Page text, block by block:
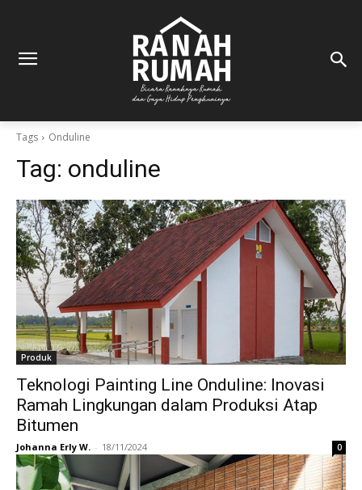
Tags Onduline
Tag: onduline
Produk
Teknologi Painting Line Onduline: Inovasi
Ramah Lingkungan dalam Produksi Atap
Bitumen
Johanna Erly W. - 18/11/2024 0